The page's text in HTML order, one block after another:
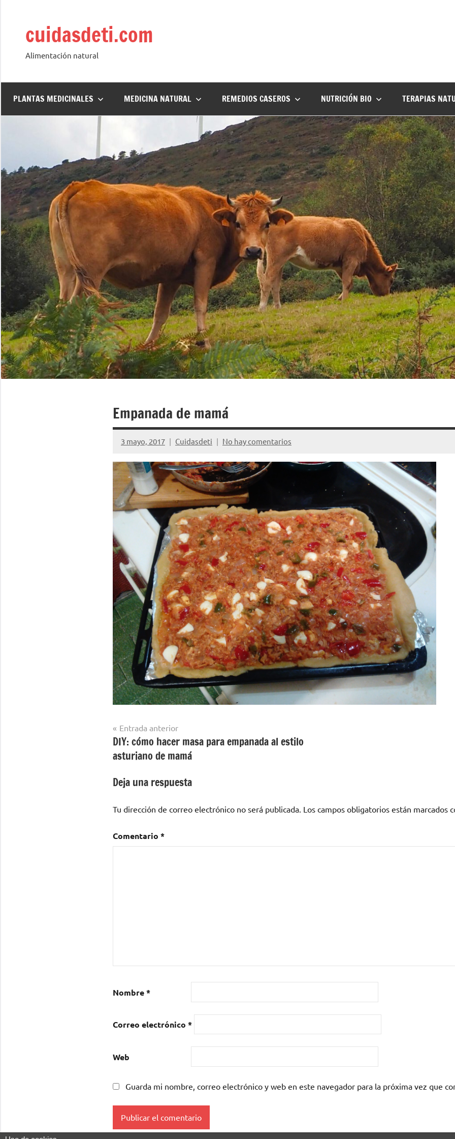
contenidocuidasdeti.com
Alimentación natural
PLANTAS MEDICINALES MEDICINA NATURAL REMEDIOS CASEROS NUTRICIÓN BIO TERAPIAS
Empanada de mamá
3 mayo, 2017 Cuidasdeti No hay comentarios
Navegación
de
entradas
Entrada anterior
DIY: cómo hacer masa para empanada al estilo
asturiano de mamá
Deja una respuesta
Tu dirección de correo electrónico no será publicada. Los campos obligatorios están marcados
Comentario *
Nombre*
Correo electrónico *
Web
Guarda mi nombre, correo electrónico y web en este navegador para la próxima vez que